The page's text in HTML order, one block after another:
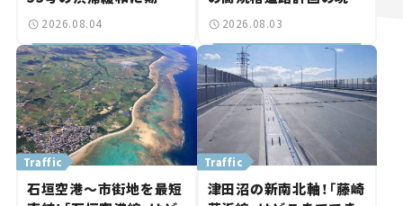
岡山市側でも動きが【い
2026.08.04
状。「館山鴨川道路」で検
路計画】
2026.08.03
Traffic
石垣空港～市街地を最短
Traffic
津田沼の新南北軸！「藤崎